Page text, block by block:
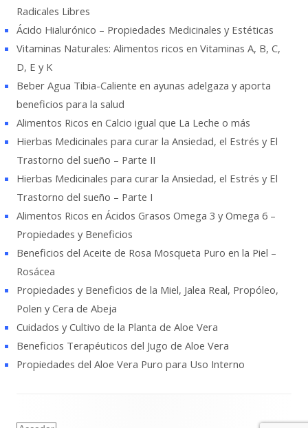
Radicales Libres
Ácido Hialurónico – Propiedades Medicinales y Estéticas
Vitaminas Naturales: Alimentos ricos en Vitaminas A, B, C,
D, E y K
Beber Agua Tibia-Caliente en ayunas adelgaza y aporta
beneficios para la salud
Alimentos Ricos en Calcio igual que La Leche o más
Hierbas Medicinales para curar la Ansiedad, el Estrés y El
Trastorno del sueño – Parte II
Hierbas Medicinales para curar la Ansiedad, el Estrés y El
Trastorno del sueño – Parte I
Alimentos Ricos en Ácidos Grasos Omega 3 y Omega 6 –
Propiedades y Beneficios
Beneficios del Aceite de Rosa Mosqueta Puro en la Piel –
Rosácea
Propiedades y Beneficios de la Miel, Jalea Real, Propóleo,
Polen y Cera de Abeja
Cuidados y Cultivo de la Planta de Aloe Vera
Beneficios Terapéuticos del Jugo de Aloe Vera
Propiedades del Aloe Vera Puro para Uso Interno